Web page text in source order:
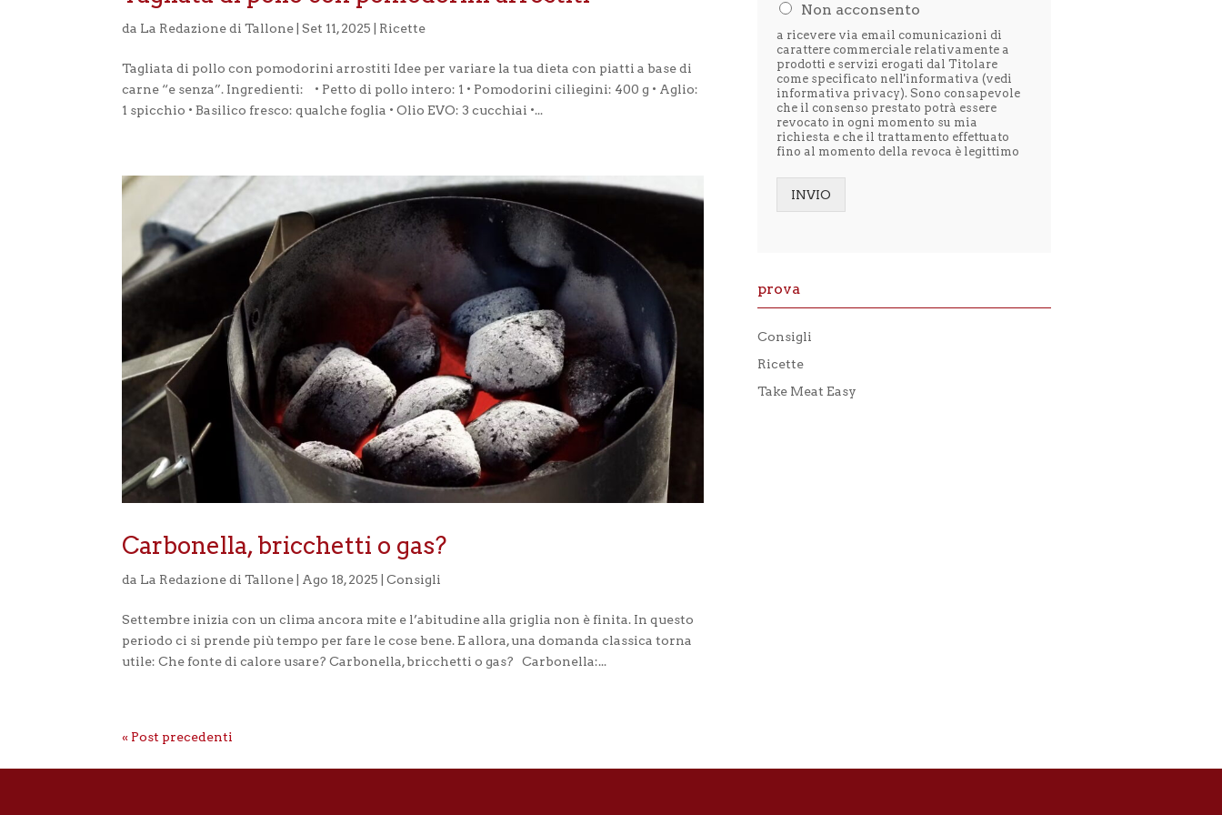
da La Redazione di Tallone |Set 11, 2025 Ricette
Tagliata di pollo con pomodorini arrostiti Idee per variare la tua dieta con piatti a base di
carne “e senza”. Ingredienti: • Petto di pollo intero: 1 • Pomodorini ciliegini: 400 g • Aglio:
1 spicchio • Basilico fresco: qualche foglia • Olio EVO: 3 cucchiai •...
Carbonella, bricchetti o gas?
da La Redazione di Tallone Ago 18, 2025 |Consigli
Settembre inizia con un clima ancora mite e l’abitudine alla griglia non è finita. In questo
periodo ci si prende più tempo per fare le cose bene. E allora, una domanda classica torna
utile: Che fonte di calore usare? Carbonella, bricchetti o gas? Carbonella:...
« Post precedenti
l
e
t
t
o
l
'
i
n
o
m
a
p
i
v
c
Non acconsento
a ricevere via email comunicazioni di
carattere commerciale relativamente a
prodotti e servizi erogati dal Titolare
come specificato nell'informativa (vedi
informativa privacy). Sono consapevole
che il consenso prestato potrà essere
revocato in ogni momento su mia
richiesta e che il trattamento effettuato
fino al momento della revoca è legittimo
INVIO
prova
Consigli
Ricette
Take Meat Easy